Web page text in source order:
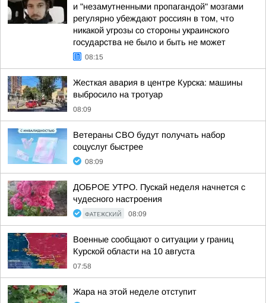
и "незамутненными пропагандой" мозгами
регулярно убеждают россиян в том, что
никакой угрозы со стороны украинского
государства не было и быть не может
08:15
Жесткая авария в центре Курска: машины
выбросило на тротуар
08:09
Ветераны СВО будут получать набор
соцуслуг быстрее
08:09
ДОБРОЕ УТРО. Пускай неделя начнется с
чудесного настроения
ФАТЕЖСКИЙ 08:09
Военные сообщают о ситуации у границ
Курской области на 10 августа
07:58
Жара на этой неделе отступит